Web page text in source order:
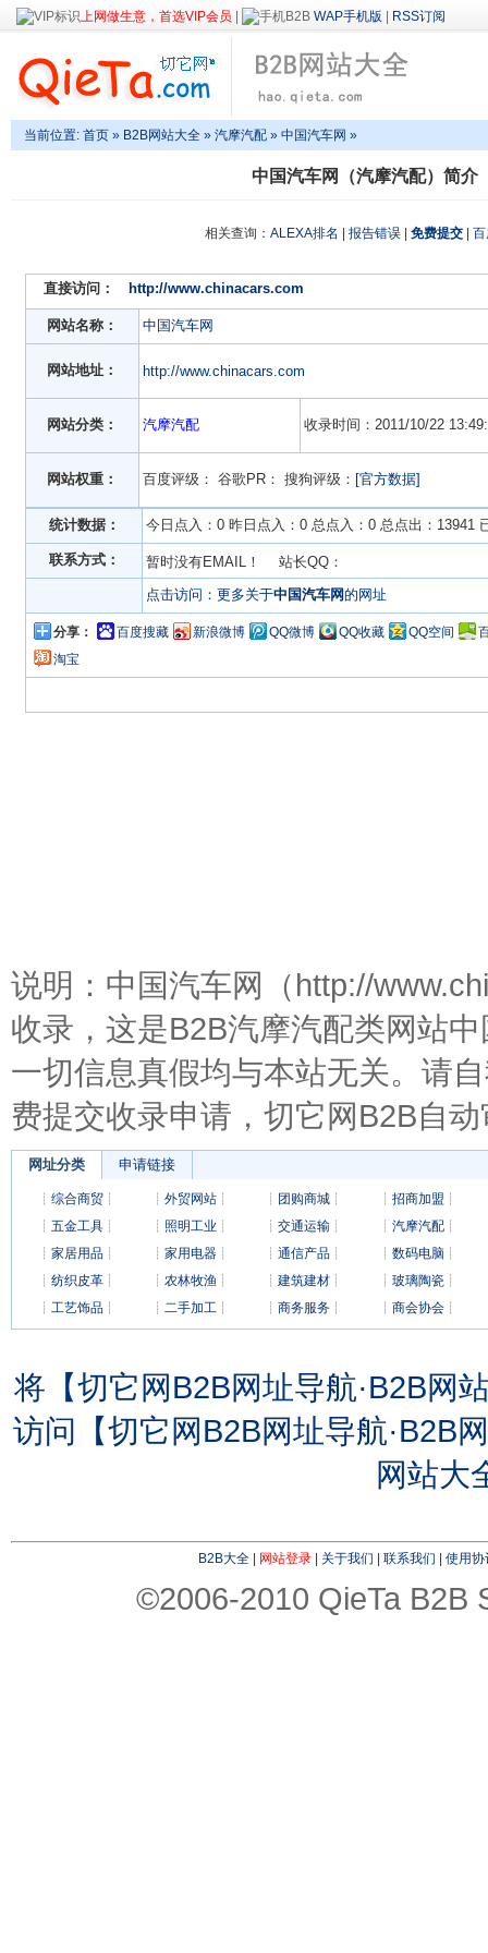
上网做生意，首选VIP会员 WAP手机版 RSS订阅
当前位置: 首页 » B2B网站大全 » 汽摩汽配 » 中国汽车网 »
中国汽车网（汽摩汽配）简介
相关查询： ALEXA排名 报告错误 免费提交
直接访问： http://www.chinacars.com
网站名称： 中国汽车网
网站地址： http://www.chinacars.com
网站分类： 汽摩汽配 收录时间：2011/10/22
网站权重： 百度评级： 谷歌PR： 搜狗评级： [官方数据]
统计数据： 今日点入：0 昨日点入：0 总点入：0 总点出：13941
联系方式：
暂时没有EMAIL！ 站长QQ：
点击访问：更多关于中国汽车网的网址
分享： 百度搜藏 新浪微博 QQ微博 QQ收藏 QQ空间
淘宝
说明：中国汽车网（http://
收录，这是B2B汽摩汽配类网站
一切信息真假均与本站无关。请
费提交收录申请，切它网B2B自
网址分类 申请链接
┊ 综合商贸 ┊ ┊ 外贸网站 ┊ ┊ 团购商城 ┊ ┊ 招商加盟 ┊
┊ 五金工具 ┊ ┊ 照明工业 ┊ ┊ 交通运输 ┊ ┊ 汽摩汽配┊
┊ 家居用品 ┊ ┊ 家用电器 ┊ ┊ 通信产品 ┊ ┊ 数码电脑 ┊
┊ 纺织皮革 ┊ ┊ 农林牧渔 ┊ ┊ 建筑建材 ┊ ┊ 玻璃陶瓷┊
┊ 工艺饰品 ┊ ┊ 二手加工 ┊ ┊ 商务服务 ┊ ┊ 商会协会┊
将【切它网B2B网址导航·B2B网
访问【切它网B2B网址导航·B2B
网站大
B2B大全| 网站登录| 关于我们 联系我们 使用协
©2006-2010 QieTa B2B